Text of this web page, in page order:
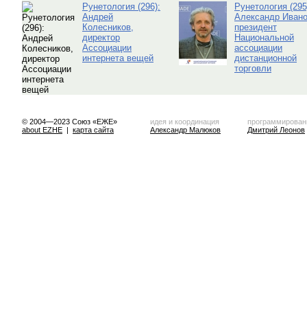
Рунетология (296):
Андрей
Колесников,
директор
Ассоциации
интернета вещей
Рунетология
Александр
президент
Национальной
ассоциации
дистанционной
торговли
© 2004—2023 Союз «ЕЖЕ»
about EZHE | карта сайта
идея и координация
Александр Малюков
Дмитрий Леонов